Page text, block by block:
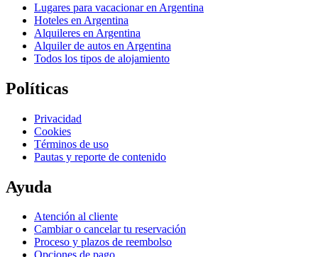
Lugares para vacacionar en Argentina
Hoteles en Argentina
Alquileres en Argentina
Alquiler de autos en Argentina
Todos los tipos de alojamiento
Políticas
Privacidad
Cookies
Términos de uso
Pautas y reporte de contenido
Ayuda
Atención al cliente
Cambiar o cancelar tu reservación
Proceso y plazos de reembolso